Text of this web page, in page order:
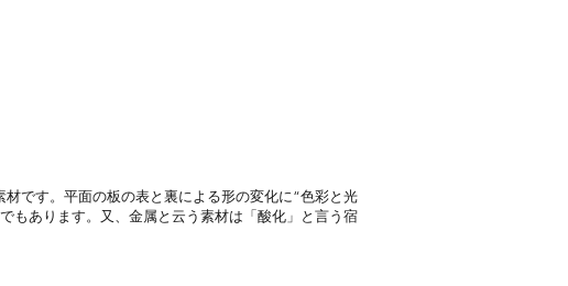
です。平面の板の表と裏による形の変化に“色彩と光
もあります。又、金属と云う素材は「酸化」と言う宿